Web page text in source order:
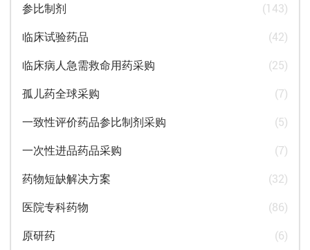
参比制剂
(143)
临床试验药品
(42)
临床病人急需救命用药采购
(25)
孤儿药全球采购
(7)
一致性评价药品参比制剂采购
(5)
一次性进品药品采购
(7)
药物短缺解决方案
(32)
医院专科药物
(86)
原研药
(6)